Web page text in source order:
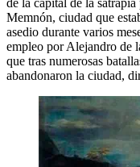
de la capital de la
Memnón, ciudad que
asedio durante varios
empleo por Alejandro de
que tras numerosas
abandonaron la ciudad,